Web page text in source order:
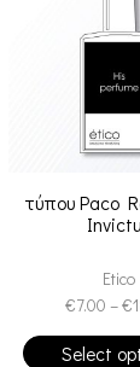
τύπου Paco
Etico
€7.00 –€
Select